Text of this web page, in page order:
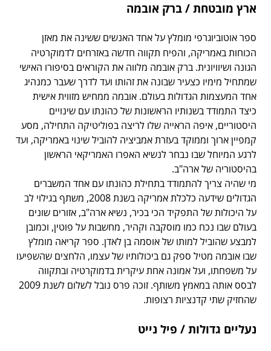
ארץ מובטחת / ברק אובמה
ספר אוטוביוגרפי מומלץ על אחד האנשים ששינה את מאזן
הכוחות באמריקה, והפיח תקווה חדשה באזרחים לדמוקרטיה
הגונה ושיוויונית. ברק אובמה מלווה את הקוראים בסיפורו האישי
שמתחיל מימיו כצעיר שבונה את זהותו ועד לדרך שעבר כמנהיג
אחד המעצמות הגדולות בעולם. אובמה ממחיש מזווית אישית
כיצד התמודד בשנותיו הראשונות של כהונתו עם שינויים
היסטוריים, איפה הראייה שלו לריצה בפוליטיקה התחילה, מסע
קמפיין ארוך וממוקד בעזרת אמביציה להוביל שינוי באמריקה, ועד
לרגע המיוחל שבו נבחר לנשיא האפרו האמריקאי הראשון
בהיסטוריה של ארה"ב.
מי שהיה צריך להתמודד בתחילת כהונתו עם אחד המשברים
הגדולים שידעה כלכלת אמריקה בשנת 2008, משתף בגילוי לב
על היכולות של התפקיד הכי בכיר, נשיא ארה"ב, אזורים שונים
בעולם שבו נכח כמו מוסקבה וקהיר, מחשבות על פוטין, וכמובן
למבצע שהוביל למותו של אוסמה בן לאדן. ספר קריאה מומלץ
שבו אובמה מטיל ספק גם ביכולותיו של עצמו, הלחצים שהשפיעו
על משפחתו, ועל אמונה אחת עיקרית בדמוקרטיה ובתקווה
לבסס אותה במאמץ משותף. זוכה פרס נובל לשלום לשנת 2009
שהחזיק שתי קדנציות רצופות.
נעליים גדולות / פיל נייט